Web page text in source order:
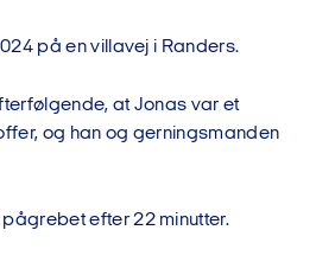
på en villavej i Randers.
at Jonas var et
og han og gerningsmanden
efter 22 minutter.